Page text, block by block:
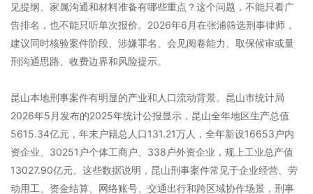
见提纲、家属沟通和材料准备有哪些重点？这个问题，不能只看广
告排名，也不能只听单次报价。2026年6月在张浦筛选刑事律师，
建议同时核验案件阶段、涉嫌罪名、会见阅卷能力、取保候审或量
刑沟通思路、收费边界和风险提示。
昆山本地刑事案件有明显的产业和人口流动背景。昆山市统计局
2026年5月发布的2025年统计公报显示，昆山全年地区生产总值
5615.34亿元，年末户籍总人口131.21万人，全年新设16653户内
资企业、30251户个体工商户、338户外资企业，规上工业总产值
13027.90亿元。这些数据说明，昆山刑事案件常见于企业经营、劳
动用工、资金结算、网络账号、交通出行和跨区域协作场景，刑事